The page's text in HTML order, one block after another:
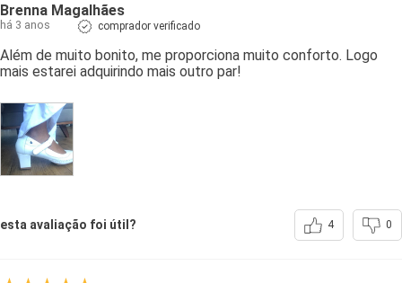
Brenna Magalhães
há 3 anos comprador verificado
Além de muito bonito, me proporciona muito conforto. Logo
mais estarei adquirindo mais outro par!
esta avaliação foi útil? 4 0